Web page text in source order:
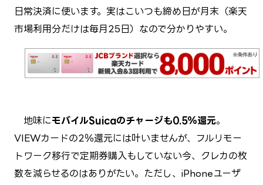
日常決済に使います。実はこいつも締め日が月末（楽天
市場利用分だけは毎月25日）なので分かりやすい。
地味にモバイルSuicaのチャージも0.5％還元。
VIEWカードの2％還元には叶いませんが、フルリモー
トワーク移行で定期券購入もしていない今、クレカの枚
数を減らせるのはありがたい。ただし、iPhoneユーザ